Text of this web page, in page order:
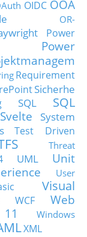
OIDC OOA
OR-
Power
Power
Requirement
Sicherhe
SQL
SQL
Svelte
System
Test Driven
Threat
UML
Unit
User
Visual
WCF
Web
Windows
XML